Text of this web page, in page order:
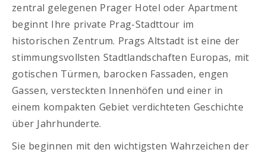
zentral gelegenen Prager Hotel oder Apartment
beginnt Ihre private Prag-Stadttour im
historischen Zentrum. Prags Altstadt ist eine der
stimmungsvollsten Stadtlandschaften Europas, mit
gotischen Türmen, barocken Fassaden, engen
Gassen, versteckten Innenhöfen und einer in
einem kompakten Gebiet verdichteten Geschichte
über Jahrhunderte.
Sie beginnen mit den wichtigsten Wahrzeichen der